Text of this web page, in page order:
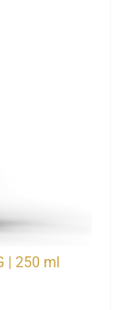
| 250 ml